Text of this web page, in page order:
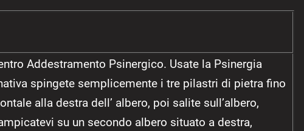
Addestramento Psinergico. Usate la Psinergia
spingete semplicemente i tre pilastri di pietra fino
alla destra dell’ albero, poi salite sull’albero,
su un secondo albero situato a destra,